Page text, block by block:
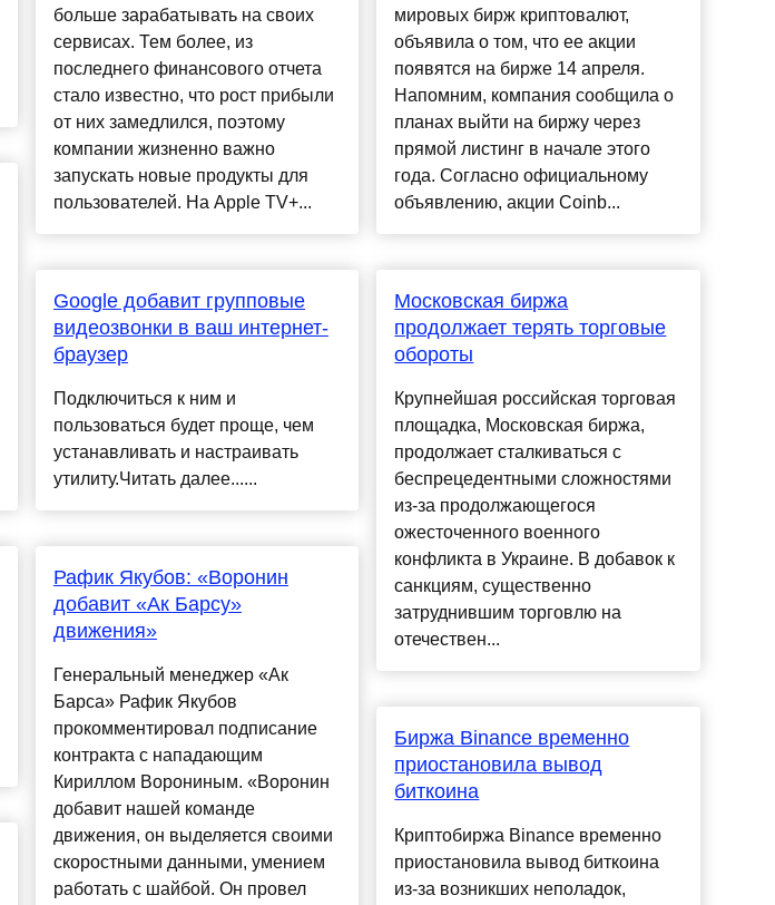
больше зарабатывать на своих
сервисах. Тем более, из
последнего финансового отчета
стало известно, что рост прибыли
от них замедлился, поэтому
компании жизненно важно
запускать новые продукты для
пользователей. На Apple TV+...
Google добавит групповые
видеозвонки в ваш интернет-
браузер
Подключиться к ним и
пользоваться будет проще, чем
устанавливать и настраивать
утилиту.Читать далее......
Рафик Якубов: «Воронин
добавит «Ак Барсу»
движения»
Генеральный менеджер «Ак
Барса» Рафик Якубов
прокомментировал подписание
контракта с нападающим
Кириллом Ворониным. «Воронин
добавит нашей команде
движения, он выделяется своими
скоростными данными, умением
работать с шайбой. Он провел
мировых бирж криптовалют,
объявила о том, что ее акции
появятся на бирже 14 апреля.
Напомним, компания сообщила о
планах выйти на биржу через
прямой листинг в начале этого
года. Согласно официальному
объявлению, акции Coinb...
Московская биржа
продолжает терять торговые
обороты
Крупнейшая российская торговая
площадка, Московская биржа,
продолжает сталкиваться с
беспрецедентными сложностями
из-за продолжающегося
ожесточенного военного
конфликта в Украине. В добавок к
санкциям, существенно
затруднившим торговлю на
отечествен...
Биржа Binance временно
приостановила вывод
биткоина
Криптобиржа Binance временно
приостановила вывод биткоина
из-за возникших неполадок,